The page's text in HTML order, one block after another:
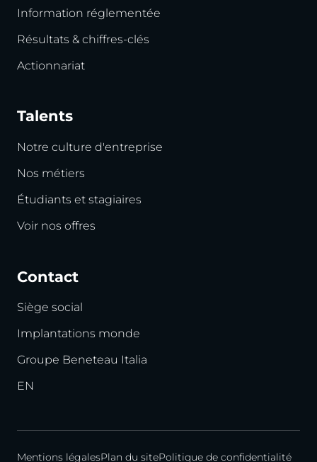
Information réglementée
Résultats & chiffres-clés
Actionnariat
Talents
Notre culture d'entreprise
Nos métiers
Étudiants et stagiaires
Voir nos offres
Contact
Siège social
Implantations monde
Groupe Beneteau Italia
EN
Mentions légalesPlan du sitePolitique de confidentialité